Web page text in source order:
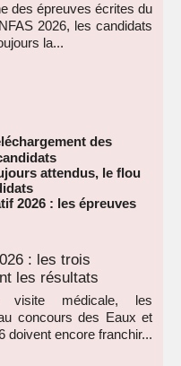
des épreuves écrites du
2026, les candidats
la...
des
attendus, le flou
2026 : les épreuves
: les trois
les résultats
visite médicale, les
concours des Eaux et
doivent encore franchir...